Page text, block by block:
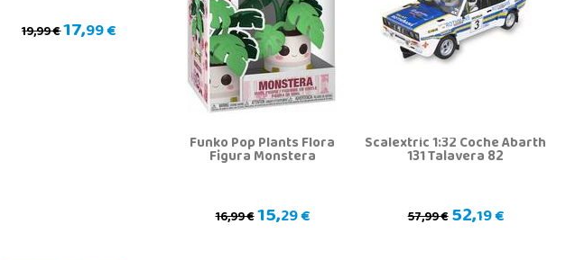
19,99 €17,99 €
Funko Pop Plants Flora
Figura Monstera
16,99 €15,29 €
Scalextric 1:32 Coche Abarth
131 Talavera 82
57,99 €52,19 €